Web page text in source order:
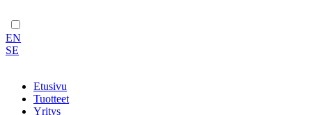
EN
SE
Etusivu
Tuotteet
Yritys